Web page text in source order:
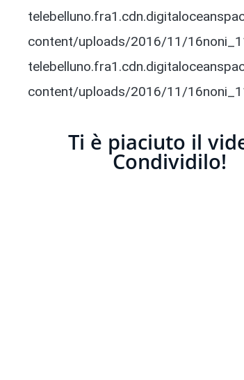
content/uploads/2016/11/
content/uploads/2016/11/
Ti è piaciuto il
Condividilo!